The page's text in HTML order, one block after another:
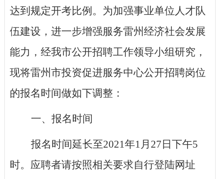
达到规定开考比例。 为加强事业单位人才队
伍建设，进一步增强服务雷州经济社会发展
能力， 经我市公开招聘工作领导小组研究，
现将雷州市投资促进服务中心公开招聘岗位
的报名时间做如下调整：
一、报名时间
报名时间延长至2021年1月27日下午5
时。应聘者请按照相关要求自行登陆网址